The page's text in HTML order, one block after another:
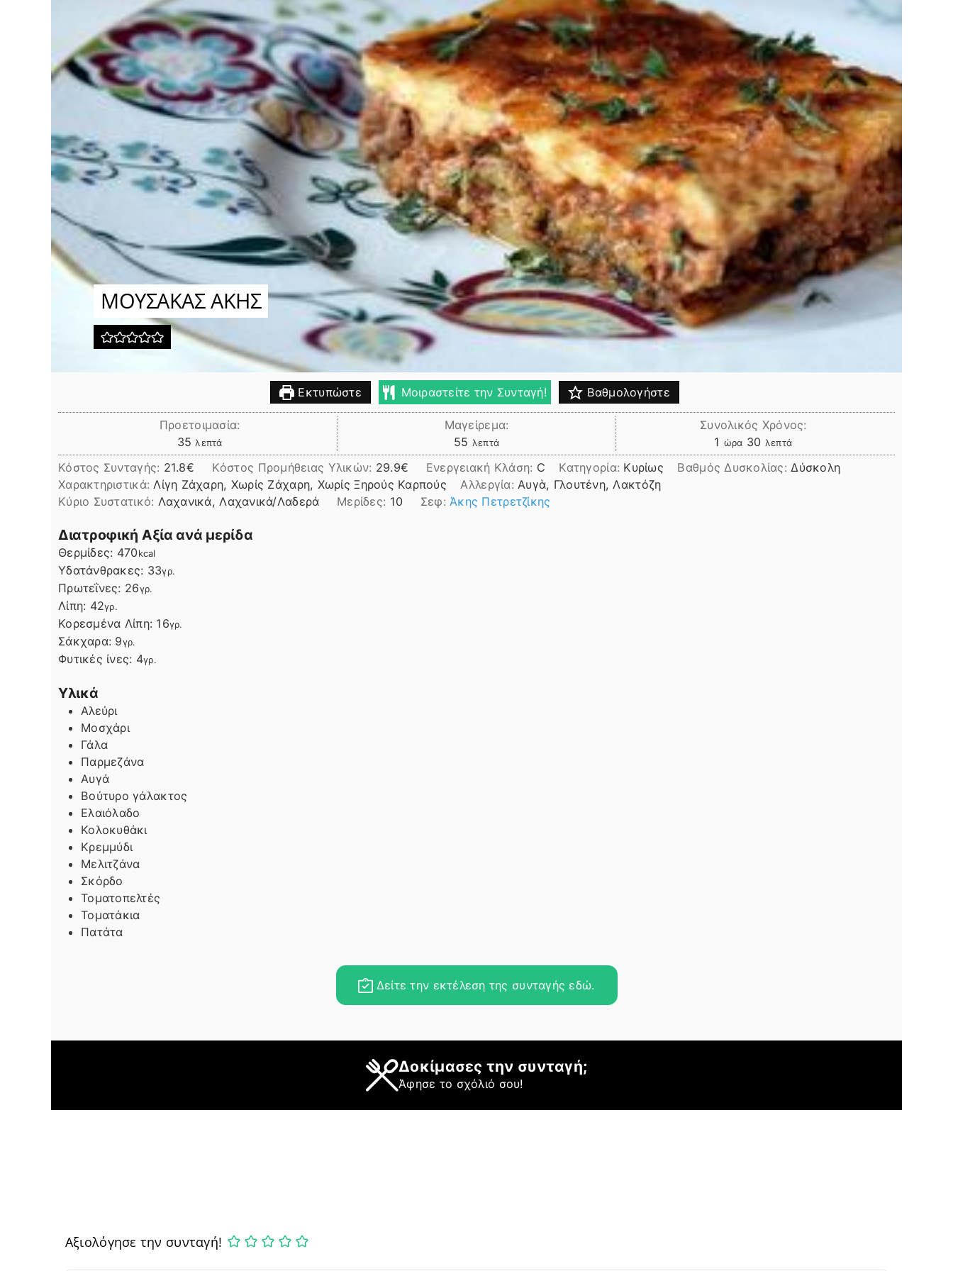
ΜΟΥΣΑΚΑΣ ΑΚΗΣ
Εκτυπώστε Μοιραστείτε την Συνταγή! Βαθμολογήστε
Προετοιμασία:
35 λεπτά
λεπτά
Μαγείρεμα:
55 λεπτά
λεπτά
Συνολικός Χρόνος:
1 ώρα
ώρα 30 λεπτά
λεπτά
Κόστος Συνταγής: 21.8€ Kόστος Προμήθειας Υλικών: 29.9 Ενεργειακή Κλάση: C Κατηγορία: Κυρίως Βαθμός Δυσκολίας: Δύσκολη
Χαρακτηριστικά: Λίγη Ζάχαρη, Χωρίς Ζάχαρη, Χωρίς Ξηρούς Καρπούς Αλλεργία: Αυγὰ, Γλουτένη, Λακτόζη
Kύριο Συστατικό: Λαχανικά, Λαχανικά/Λαδερά Μερίδες: 10 Σεφ: Άκης Πετρετζίκης
Διατροφική Αξία ανά μερίδα
Θερμίδες: 470kcal
Υδατάνθρακες: 33γρ.
Πρωτεΐνες: 26γρ.
Λίπη
Λίπη: 42γρ.
Κορεσμένα Λίπη: 16γρ.
Σάκχαρα: 9γρ.
Φυτικές ίνες: 4γρ.
Υλικά
Αλεύρι
Μοσχάρι
Γάλα
Παρμεζάνα
Αυγά
Βούτυρο γάλακτος
Ελαιόλαδο
Κολοκυθάκι
Κρεμμύδι
Μελιτζάνα
Σκόρδο
Τοματοπελτές
Τοματάκια
Πατάτα
Δείτε την εκτέλεση της συνταγής εδώ.
Δοκίμασες την συνταγή;
Άφησε το σχόλιό σου!
Αξιολόγησε την συνταγή!